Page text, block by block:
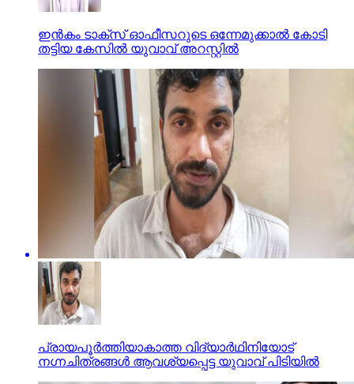
ഇന്‍കം ടാക്സ് ഓഫീസറുടെ ഒന്നേമുക്കാല്‍ കോടി
തട്ടിയ കേസില്‍ യുവാവ് അറസ്റ്റില്‍
പ്രായപൂര്‍ത്തിയാകാത്ത വിദ്യാര്‍ഥിനിയോട്
നഗ്നചിത്രങ്ങള്‍ ആവശ്യപ്പെട്ട യുവാവ് പിടിയില്‍